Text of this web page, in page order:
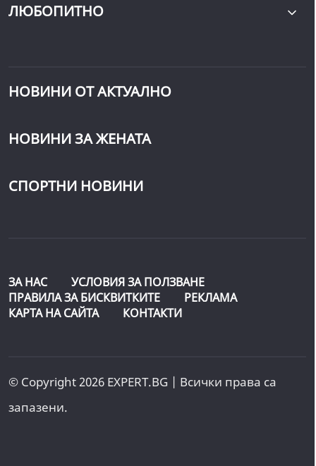
ЛЮБОПИТНО
НОВИНИ ОТ АКТУАЛНО
НОВИНИ ЗА ЖЕНАТА
СПОРТНИ НОВИНИ
ЗА НАС
УСЛОВИЯ ЗА ПОЛЗВАНЕ
ПРАВИЛА ЗА БИСКВИТКИТЕ
РЕКЛАМА
КАРТА НА САЙТА
КОНТАКТИ
© Copyright 2026 EXPERT.BG | Всички права са
запазени.